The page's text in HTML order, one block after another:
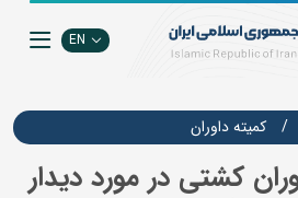
EN
کمیته داوران
کشتی در مورد دیدار